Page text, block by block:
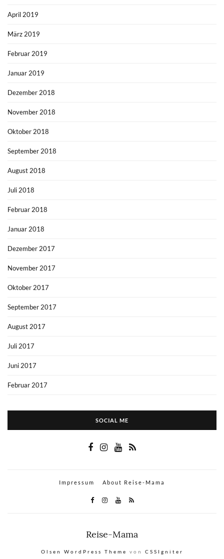
April 2019
März 2019
Februar 2019
Januar 2019
Dezember 2018
November 2018
Oktober 2018
September 2018
August 2018
Juli 2018
Februar 2018
Januar 2018
Dezember 2017
November 2017
Oktober 2017
September 2017
August 2017
Juli 2017
Juni 2017
Februar 2017
SOCIAL ME
Impressum About Reise-Mama
Reise-Mama
Olsen WordPress Theme von CSSIgniter